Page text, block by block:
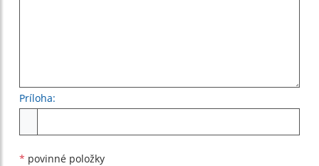
Príloha:
* povinné položky